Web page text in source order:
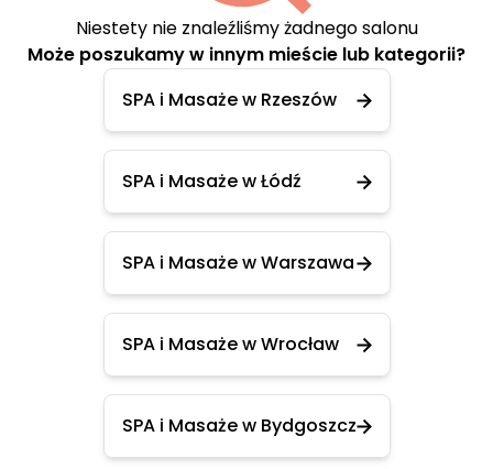
Niestety nie znaleźliśmy żadnego salonu
Może poszukamy w innym mieście lub kategorii?
SPA i Masaże w Rzeszów
SPA i Masaże w Łódź
SPA i Masaże w Warszawa
SPA i Masaże w Wrocław
SPA i Masaże w Bydgoszcz